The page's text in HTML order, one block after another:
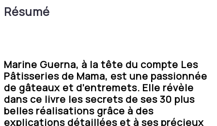
Résumé
Marine Guerna, à la tête du compte Les
Pâtisseries de Mama, est une passionnée
de gâteaux et d’entremets. Elle révèle
dans ce livre les secrets de ses 30 plus
belles réalisations grâce à des
explications détaillées et à ses précieux